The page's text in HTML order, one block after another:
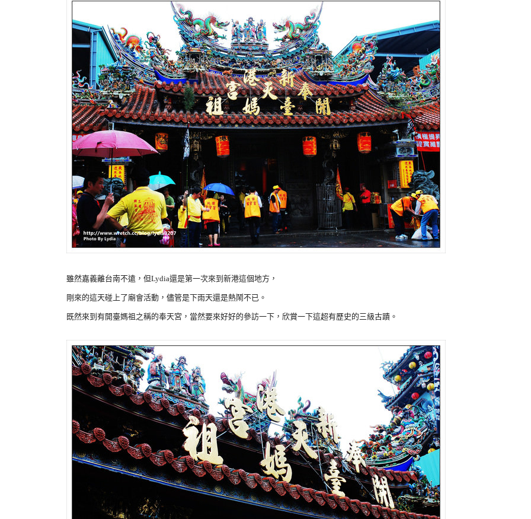
雖然嘉義離台南不遠，但Lydia還是第一次來到新港這個地方，
剛來的這天碰上了廟會活動，儘管是下雨天還是熱鬧不已。
既然來到有開臺媽祖之稱的奉天宮，當然要來好好的參訪一下，欣賞一下這超有歷史的三級古蹟。